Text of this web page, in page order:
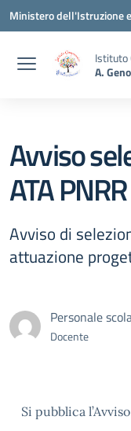
Vai ai contenuti
Vai al menu di navigazione
Vai al footer
Ministero dell'Istruzione
Istituto
A.
Avviso
ATA
Avviso di
attuazione
Personale
Docente
Si pubblica